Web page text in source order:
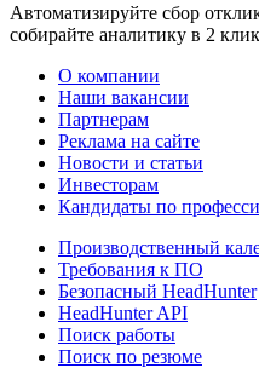
Автоматизируйте сбор
собирайте аналитику в 2
О компании
Наши вакансии
Партнерам
Реклама на сайте
Новости и статьи
Инвесторам
Кандидаты по
Производственный
Требования к ПО
Безопасный HeadHunter
HeadHunter API
Поиск работы
Поиск по резюме